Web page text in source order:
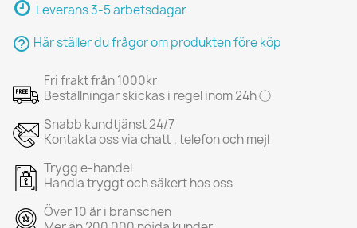
Leverans 3-5 arbetsdagar
help_outline Här ställer du frågor om produkten före köp
Fri frakt från 1000kr
Beställningar skickas i regel inom 24h ⓘ
Snabb kundtjänst 24/7
Kontakta oss via chatt , telefon och mejl
Trygg e-handel
Handla tryggt och säkert hos oss
Över 10 år i branschen